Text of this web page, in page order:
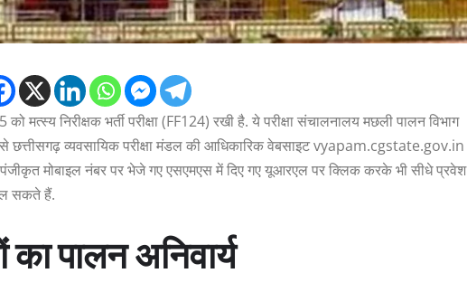
मत्स्य निरीक्षक भर्ती परीक्षा (FF124) रखी है. ये परीक्षा संचालनालय मछली पालन विभाग
छत्तीसगढ़ व्यवसायिक परीक्षा मंडल की आधिकारिक वेबसाइट vyapam.cgstate.gov.in
मोबाइल नंबर पर भेजे गए एसएमएस में दिए गए यूआरएल पर क्लिक करके भी सीधे प्रवेश
सकते हैं.
का पालन अनिवार्य